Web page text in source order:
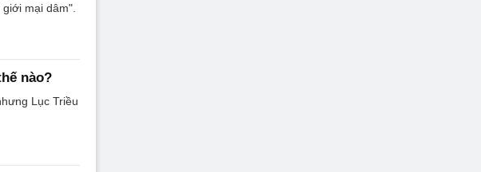
mại dâm".
nào?
Lục Triều